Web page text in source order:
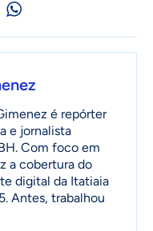
é repórter
e jornalista
Com foco em
a cobertura do
digital da Itatiaia
Antes, trabalhou